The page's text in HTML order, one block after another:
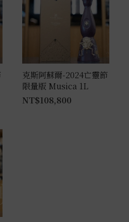
克斯阿蘇爾-2024亡靈節
限量版 Musica 1L
NT$108,800